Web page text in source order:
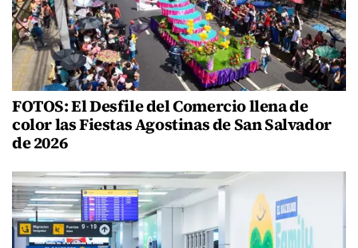
FOTOS: El Desfile del Comercio llena de
color las Fiestas Agostinas de San Salvador
de 2026